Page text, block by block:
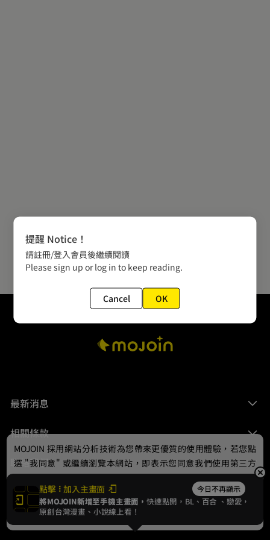
最新消息
相關條款
聯絡我們
© 2024 gamania Digital Entertainment Co., Ltd.
點擊 加入主畫面 今日不再顯示
將MOJOIN新增至手機主畫面，快速點開，BL、 百合 、戀愛，
原創台灣漫畫、小說線上看！
MOJOIN 採用網站分析技術為您帶來更優質的使用體驗，若您點
選 "我同意" 或繼續瀏覽本網站，即表示您同意我們使用第三方
Cookie，欲瞭解更多資訊請見隱私權政策。
我同意
提醒 Notice！
請註冊/登入會員後繼續閱讀
Please sign up or log in to keep reading.
Cancel OK